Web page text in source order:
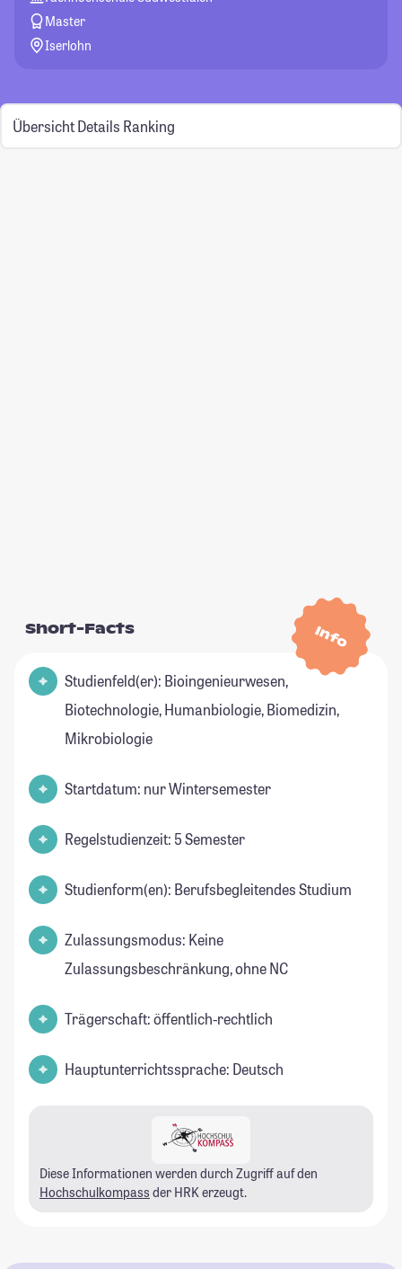
Master
Iserlohn
Übersicht Details Ranking
Info
Short-Facts
Studienfeld(er): Bioingenieurwesen,
Biotechnologie, Humanbiologie, Biomedizin,
Mikrobiologie
Startdatum: nur Wintersemester
Regelstudienzeit: 5 Semester
Studienform(en): Berufsbegleitendes Studium
Zulassungsmodus: Keine
Zulassungsbeschränkung, ohne NC
Trägerschaft: öffentlich-rechtlich
Hauptunterrichtssprache: Deutsch
Diese Informationen werden durch Zugriff auf den
Hochschulkompass der HRK erzeugt.